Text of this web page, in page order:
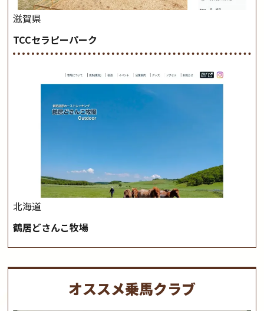
滋賀県
TCCセラピーパーク
北海道
鶴居どさんこ牧場
オススメ乗馬クラブ